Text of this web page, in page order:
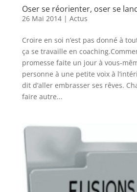
Oser se réorienter, oser se
26 Mai 2014| Actus
Croire en soi n’est pas donné à
ça se travaille en
promesse faite un jour à vous-
personne à une petite voix à
dit d’aller embrasser ses rêves.
faire autre...